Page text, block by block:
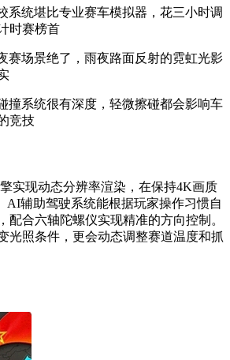
系统堪比专业赛车模拟器，花三小时调
时赛榜首
赛场景绝了，雨夜路面反射的霓虹光影
撞系统很有深度，轻微擦碰都会影响车
竞技
实现动态分辨率渲染，在保持4K画质
AI辅助驾驶系统能根据玩家操作习惯自
配合六轴陀螺仪实现精准的方向控制。
光照条件，更会动态调整赛道温度和抓